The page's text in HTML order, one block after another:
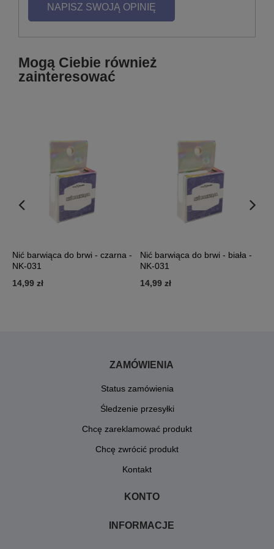
NAPISZ SWOJĄ OPINIĘ
Mogą Ciebie również
zainteresować
Nić barwiąca do brwi - czarna -
NK-031
14,99 zł
Nić barwiąca do brwi - biała -
NK-031
14,99 zł
ZAMÓWIENIA
Status zamówienia
Śledzenie przesyłki
Chcę zareklamować produkt
Chcę zwrócić produkt
Kontakt
KONTO
INFORMACJE